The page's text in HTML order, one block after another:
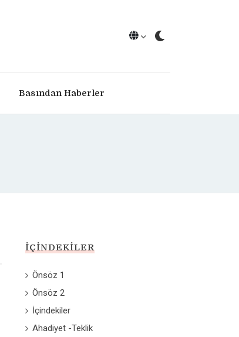
Basından Haberler
İÇINDEKILER
Önsöz 1
Önsöz 2
İçindekiler
Ahadiyet -Teklik